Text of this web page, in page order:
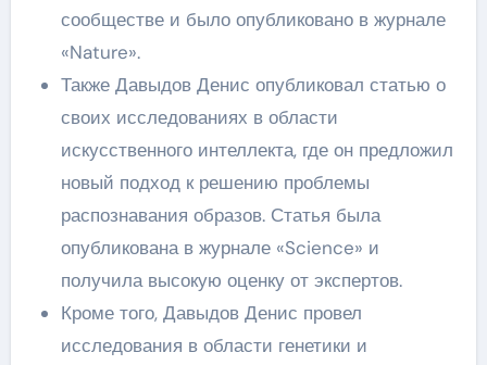
сообществе и было опубликовано в журнале
«Nature».
Также Давыдов Денис опубликовал статью о
своих исследованиях в области
искусственного интеллекта, где он предложил
новый подход к решению проблемы
распознавания образов. Статья была
опубликована в журнале «Science» и
получила высокую оценку от экспертов.
Кроме того, Давыдов Денис провел
исследования в области генетики и